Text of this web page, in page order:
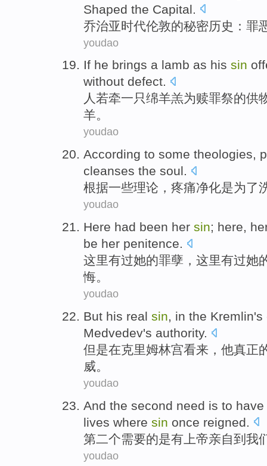
Shaped the Capital
乔治亚时代伦敦的秘密历史 ： 罪
youdao
If he brings a lamb as his sin
without defect.
人 若牵一只绵羊羔为赎罪祭的供
羊。
youdao
According to some theologies,
cleanses the soul.
根据一些理论， 疼痛净化是为了
youdao
Here had been her sin; here,
be her penitence.
这里有过她的罪孽，这里有过她
悔。
youdao
But his real sin, in the Kremlin's
Medvedev's authority.
但是在克里姆林宫看来， 他真正
威。
youdao
And the second need is to have
lives where sin once reigned
第二个需要的是有 上帝亲自到我
youdao